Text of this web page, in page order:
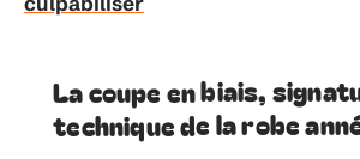
La coupe en biais,
technique de la robe